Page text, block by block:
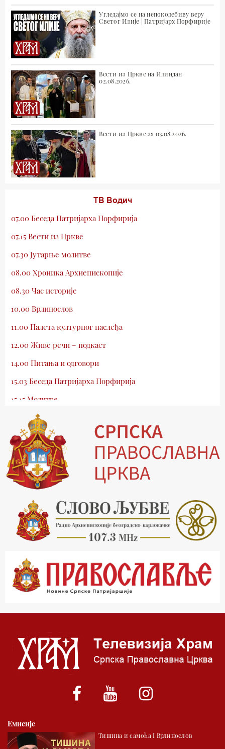
Угледајмо се на непоколебиву веру
Светог Илије | Патријарх Порфирије
Вести из Цркве на Илиндан
02.08.2026.
Вести из Цркве за 03.08.2026.
ТВ Водич
07.00 Беседа Патријарха Порфирија
07.15 Вести из Цркве
07.30 Јутарње молитве
08.00 Хроника Архиепископије
08.30 Час историје
10.00 Врлинослов
11.00 Палета културног наслеђа
12.00 Живе речи – подкаст
14.00 Питања и одговори
15.03 Беседа Патријарха Порфирија
15.15 Молитве
15.30 Млади у Цркви
16.03 Српски јерарси
16.30 Хроника Архиепископије
17.03 Фолклор магазин
17.30 Тврђаве Дунава
18.03 Кроз историју Београда
18.30 Врлинослов
19.40 Вечерње молитве
20.00 Вести из Цркве
20.15 Реч Архијереја
00.03 Црквена предавања и трибине
01.03 Српски јерарси
01.30 Хроника Архиепископије
02.30 Млади у Цркви
03.03 Палета културног наслеђа
Емисије
Тишина и самоћа I Врлинослов